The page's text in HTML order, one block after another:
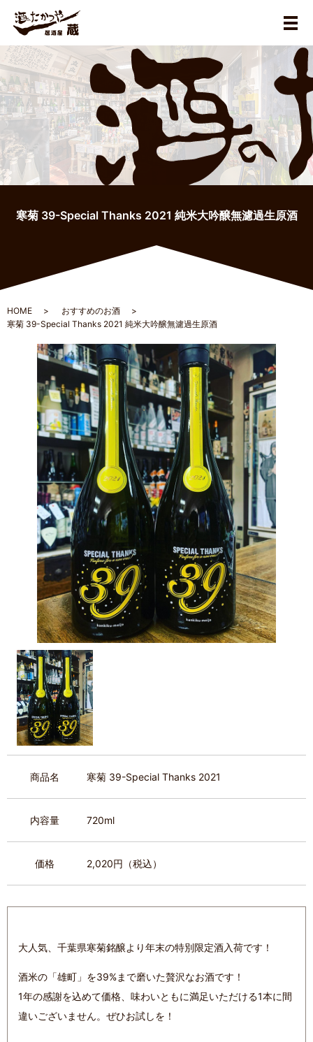
メ
寒菊 39-Special Thanks 2021 純米大吟醸無濾過生原酒
HOME
おすすめのお酒
寒菊 39-Special Thanks 2021 純米大吟醸無濾過生原酒
商品名 寒菊 39-Special Thanks 2021
内容量 720ml
価格 2,020円（税込）
大人気、千葉県寒菊銘醸より年末の特別限定酒入荷です！
酒米の「雄町」を39%まで磨いた贅沢なお酒です！
1年の感謝を込めて価格、味わいともに満足いただける1本に間
違いございません。ぜひお試しを！